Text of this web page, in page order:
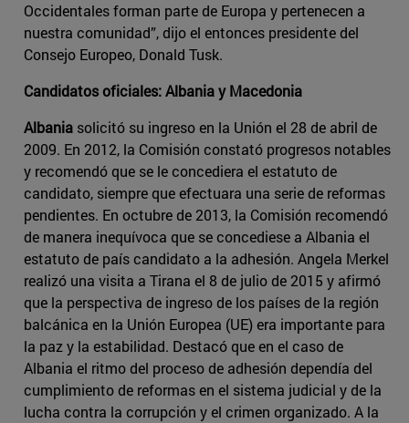
Occidentales forman parte de Europa y pertenecen a
nuestra comunidad”, dijo el entonces presidente del
Consejo Europeo, Donald Tusk.
Candidatos oficiales: Albania y Macedonia
Albania solicitó su ingreso en la Unión el 28 de abril de
2009. En 2012, la Comisión constató progresos notables
y recomendó que se le concediera el estatuto de
candidato, siempre que efectuara una serie de reformas
pendientes. En octubre de 2013, la Comisión recomendó
de manera inequívoca que se concediese a Albania el
estatuto de país candidato a la adhesión. Angela Merkel
realizó una visita a Tirana el 8 de julio de 2015 y afirmó
que la perspectiva de ingreso de los países de la región
balcánica en la Unión Europea (UE) era importante para
la paz y la estabilidad. Destacó que en el caso de
Albania el ritmo del proceso de adhesión dependía del
cumplimiento de reformas en el sistema judicial y de la
lucha contra la corrupción y el crimen organizado. A la